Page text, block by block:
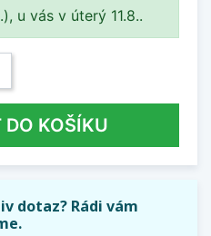
u vás v úterý 11.8..
DO KOŠÍKU
dotaz? Rádi vám